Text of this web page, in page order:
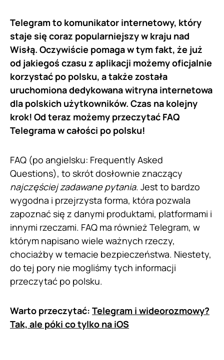
Telegram to komunikator internetowy, który
staje się coraz popularniejszy w kraju nad
Wisłą. Oczywiście pomaga w tym fakt, że już
od jakiegoś czasu z aplikacji możemy oficjalnie
korzystać po polsku, a także została
uruchomiona dedykowana witryna internetowa
dla polskich użytkowników. Czas na kolejny
krok! Od teraz możemy przeczytać FAQ
Telegrama w całości po polsku!
FAQ (po angielsku: Frequently Asked
Questions), to skrót dosłownie znaczący
najczęściej zadawane pytania. Jest to bardzo
wygodna i przejrzysta forma, która pozwala
zapoznać się z danymi produktami, platformami i
innymi rzeczami. FAQ ma również Telegram, w
którym napisano wiele ważnych rzeczy,
chociażby w temacie bezpieczeństwa. Niestety,
do tej pory nie mogliśmy tych informacji
przeczytać po polsku.
Warto przeczytać: Telegram i wideorozmowy?
Tak, ale póki co tylko na iOS